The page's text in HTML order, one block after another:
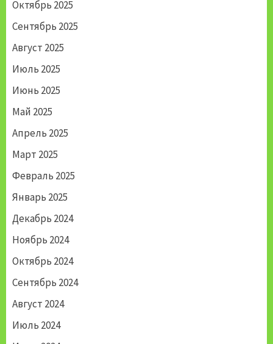
Октябрь 2025
Сентябрь 2025
Август 2025
Июль 2025
Июнь 2025
Май 2025
Апрель 2025
Март 2025
Февраль 2025
Январь 2025
Декабрь 2024
Ноябрь 2024
Октябрь 2024
Сентябрь 2024
Август 2024
Июль 2024